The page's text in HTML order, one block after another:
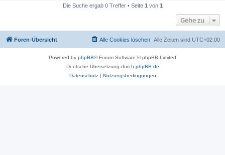
Die Suche ergab 0 Treffer • Seite 1 von 1
Gehe zu
Foren-Übersicht Alle Zeiten sind UTC+02:00
Alle Cookies löschen
Powered by phpBB® Forum Software © phpBB Limited
Deutsche Übersetzung durch phpBB.de
Datenschutz| Nutzungsbedingungen